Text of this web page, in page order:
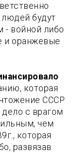
будут
- войной либо
и оранжевые
которая
СССР
с врагом
чем
которая
развязав